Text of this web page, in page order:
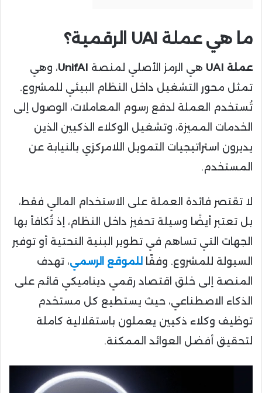
ما هي عملة UAI الرقمية؟
عملة UAI هي الرمز الأصلي لمنصة UnifAI، وهي
تمثل محور التشغيل داخل النظام البيئي للمشروع.
تُستخدم العملة لدفع رسوم المعاملات، الوصول إلى
الخدمات المميزة، وتشغيل الوكلاء الذكيين الذين
يديرون استراتيجيات التمويل اللامركزي بالنيابة عن
المستخدم.
لا تقتصر فائدة العملة على الاستخدام المالي فقط،
بل تعتبر أيضًا وسيلة تحفيز داخل النظام، إذ تُكافأ بها
الجهات التي تساهم في تطوير البنية التحتية أو توفير
السيولة للمشروع. وفقًا للموقع الرسمي، تهدف
المنصة إلى خلق اقتصاد رقمي ديناميكي قائم على
الذكاء الاصطناعي، حيث يستطيع كل مستخدم
توظيف وكلاء ذكيين يعملون باستقلالية كاملة
لتحقيق أفضل العوائد الممكنة.